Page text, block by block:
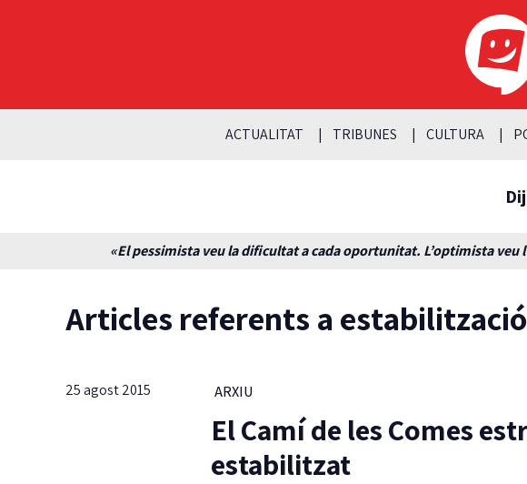
ACTUALITAT TRIBUNES CULTURA
«El pessimista veu la dificultat a cada oportunitat. L’optimista
Articles referents a estabilització
25 agost 2015 ARXIU
El Camí de les Comes
estabilitzat